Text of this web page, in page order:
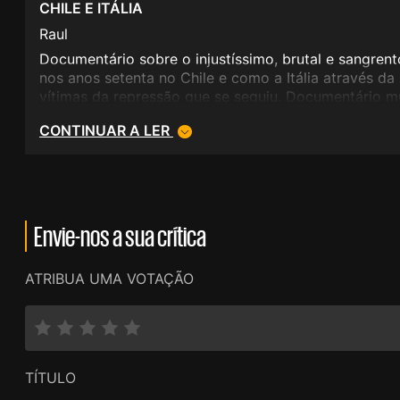
CHILE E ITÁLIA
Raul
Documentário sobre o injustíssimo, brutal e
nos anos setenta no Chile e como a Itália através da
vítimas da repressão que se seguiu. Documentário
CONTINUAR A LER
Envie-nos a sua crítica
ATRIBUA UMA VOTAÇÃO
TÍTULO